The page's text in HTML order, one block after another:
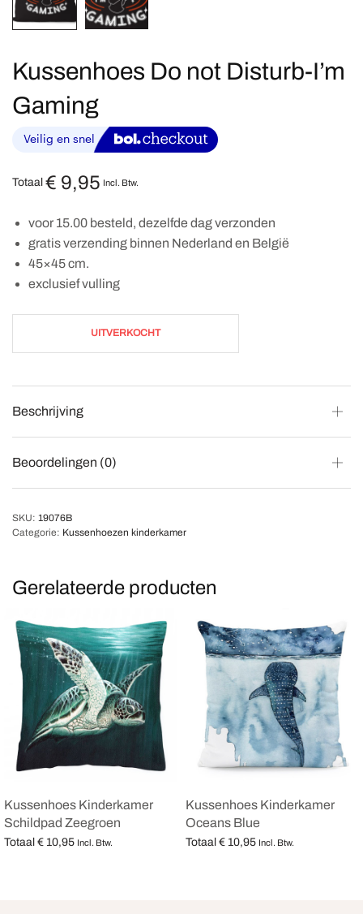
Kussenhoes Do not Disturb-I’m
Gaming
Totaal € 9,95 Incl. Btw.
voor 15.00 besteld, dezelfde dag verzonden
gratis verzending binnen Nederland en België
45×45 cm.
exclusief vulling
UITVERKOCHT
Beschrijving
Beoordelingen (0)
SKU: 19076B
Categorie: Kussenhoezen kinderkamer
Gerelateerde producten
Kussenhoes Kinderkamer
Schildpad Zeegroen
Totaal € 10,95 Incl. Btw.
Kussenhoes Kinderkamer
Oceans Blue
Totaal € 10,95 Incl. Btw.